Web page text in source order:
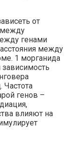
от
между
генами
между
1 морганида
зависимость
Частота
генов –
влияют на